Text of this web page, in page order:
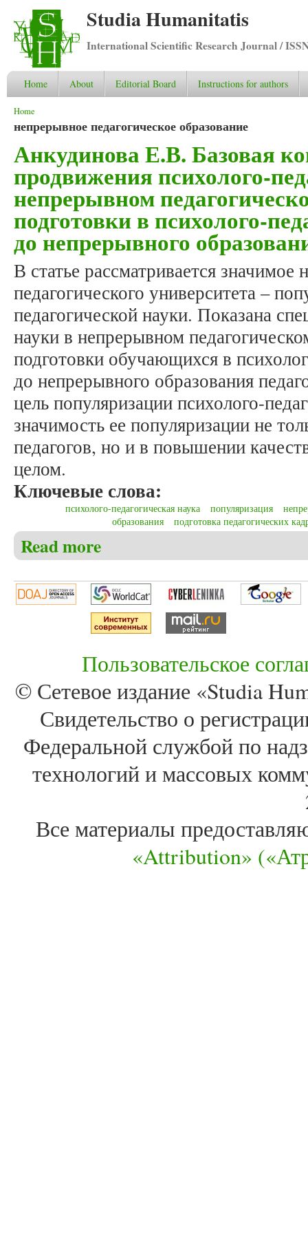
Studia Humanitatis
International Scientific Research Journal /
Home About Editorial Board Instructions for authors
You are here
Home
непрерывное педагогическое образование
Анкудинова Е.В. Базовая
продвижения психолого-
непрерывном
подготовки в психолого-
до непрерывного
В статье рассматривается значимое
педагогического университета –
педагогической науки. Показана
науки в непрерывном
подготовки обучающихся в
до непрерывного образования
цель популяризации психолого-
значимость ее популяризации не
педагогов, но и в повышении
целом.
Ключевые слова:
психолого-педагогическая наука популяризация
образования
подготовка педагогических
Read more
Пользовательское
© Сетевое издание «Studia
Свидетельство о
Федеральной службой по
технологий и массовых
Все материалы
«Attribution»